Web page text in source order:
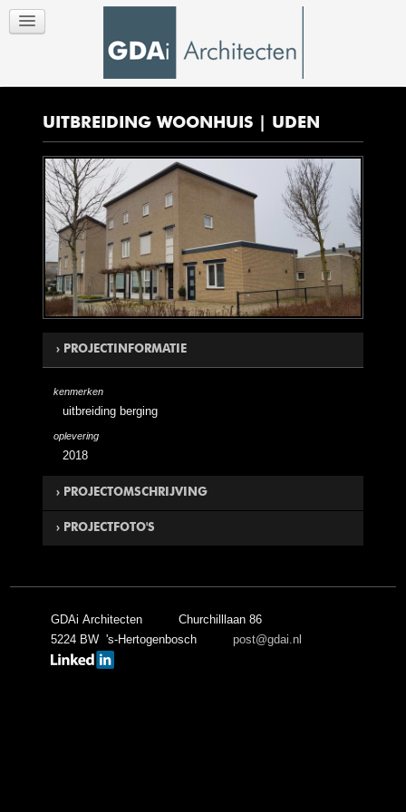
UITBREIDING WOONHUIS | UDEN
PROJECTINFORMATIE
kenmerken
uitbreiding berging
oplevering
2018
PROJECTOMSCHRIJVING
In Uden heeft GDAi Architecten een bestaande woning
voorzien van een uitbreiding.
PROJECTFOTO'S
GDAi Architecten
Churchilllaan 86
5224 BW 's-Hertogenbosch